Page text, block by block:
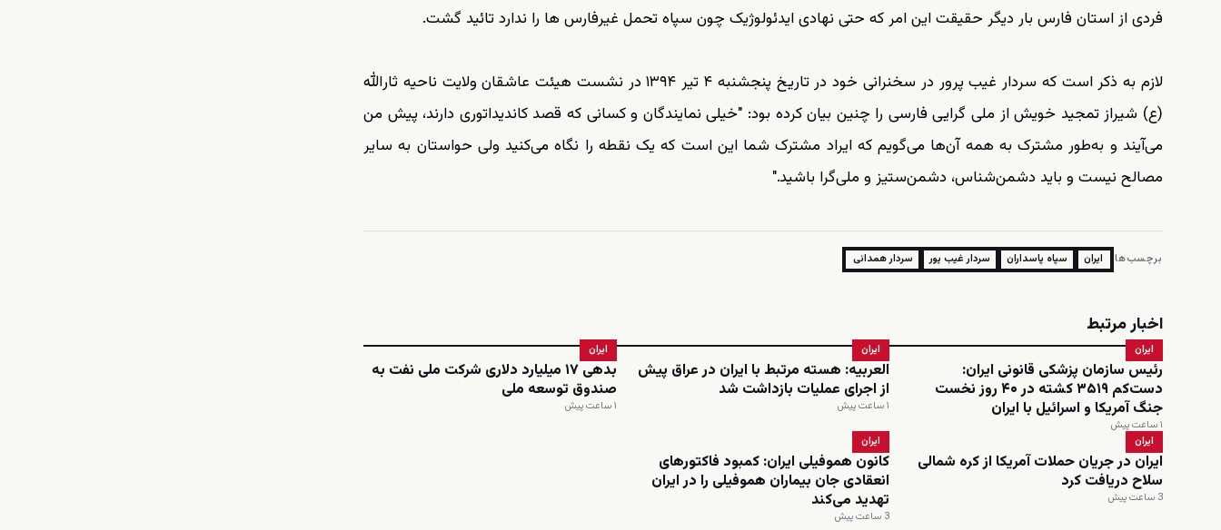
فردی از استان فارس بار دیگر حقیقت این امر که حتی نهادی ایدئولوژیک چون سپاه تحمل غیرفارس ها را ندارد تائید گشت.
لازم به ذکر است که سردار غیب پرور در سخنرانی خود در تاریخ پنجشنبه ۴ تیر ۱۳۹۴ در نشست هیئت عاشقان ولایت ناحیه ثارالله
(ع) شیراز تمجید خویش از ملی گرایی فارسی را چنین بیان کرده بود: "خیلی نمایندگان و کسانی که قصد کاندیداتوری دارند، پیش من
می‌آیند و به‌طور مشترک به همه آن‌ها می‌گویم که ایراد مشترک شما این است که یک نقطه را نگاه می‌کنید ولی حواستان به سایر
مصالح نیست و باید دشمن‌شناس، دشمن‌ستیز و ملی‌گرا باشید."
برچسب‌ها: ایران سپاه پاسداران سردار غیب پور سردار همدانی
اخبار مرتبط
ایران
رئیس سازمان پزشکی قانونی ایران:
دست‌کم ۳۵۱۹ کشته در ۴۰ روز نخست
جنگ آمریکا و اسرائیل با ایران
۱ ساعت پیش
ایران
العربیه: هسته مرتبط با ایران در عراق پیش
از اجرای عملیات بازداشت شد
۱ ساعت پیش
ایران
بدهی ۱۷ میلیارد دلاری شرکت ملی نفت به
صندوق توسعه ملی
۱ ساعت پیش
ایران
ایران در جریان حملات آمریکا از کره شمالی
سلاح دریافت کرد
3 ساعت پیش
ایران
کانون هموفیلی ایران: کمبود فاکتورهای
انعقادی جان بیماران هموفیلی را در ایران
تهدید می‌کند
3 ساعت پیش